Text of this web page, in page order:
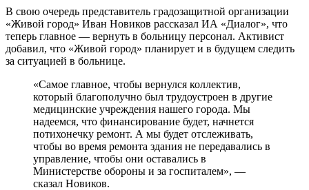
В свою очередь представитель градозащитной организации
«Живой город» Иван Новиков рассказал ИА «Диалог», что
теперь главное — вернуть в больницу персонал. Активист
добавил, что «Живой город» планирует и в будущем следить
за ситуацией в больнице.
«Самое главное, чтобы вернулся коллектив,
который благополучно был трудоустроен в другие
медицинские учреждения нашего города. Мы
надеемся, что финансирование будет, начнется
потихонечку ремонт. А мы будет отслеживать,
чтобы во время ремонта здания не передавались в
управление, чтобы они оставались в
Министерстве обороны и за госпиталем», —
сказал Новиков.